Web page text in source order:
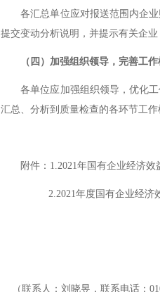
各汇总单位应对报送范围内企
提交变动分析说明，并提示有关企
（四）加强组织领导，完善工作
各单位应加强组织领导，优化
汇总、分析到质量检查的各环节工作
附件： 1.2021 年国有企业经济效
2.2021 年度国有企业经济
（联系人：刘晓昱，联系电话：